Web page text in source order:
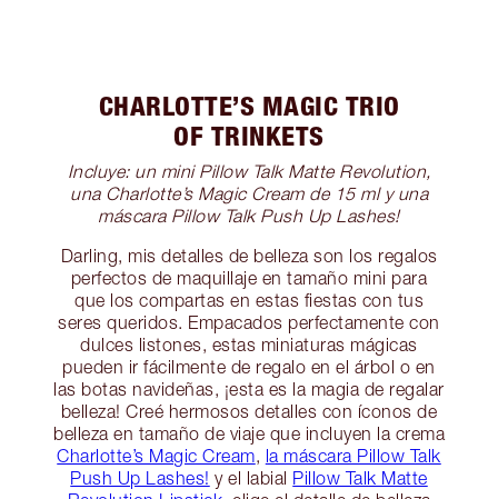
CHARLOTTE’S MAGIC TRIO
OF TRINKETS
Incluye: un mini Pillow Talk Matte Revolution,
una Charlotte’s Magic Cream de 15 ml y una
máscara Pillow Talk Push Up Lashes!
Darling, mis detalles de belleza son los regalos
perfectos de maquillaje en tamaño mini para
que los compartas en estas fiestas con tus
seres queridos. Empacados perfectamente con
dulces listones, estas miniaturas mágicas
pueden ir fácilmente de regalo en el árbol o en
las botas navideñas, ¡esta es la magia de regalar
belleza! Creé hermosos detalles con íconos de
belleza en tamaño de viaje que incluyen la crema
Charlotte’s Magic Cream, la máscara Pillow Talk
Push Up Lashes! y el labial Pillow Talk Matte